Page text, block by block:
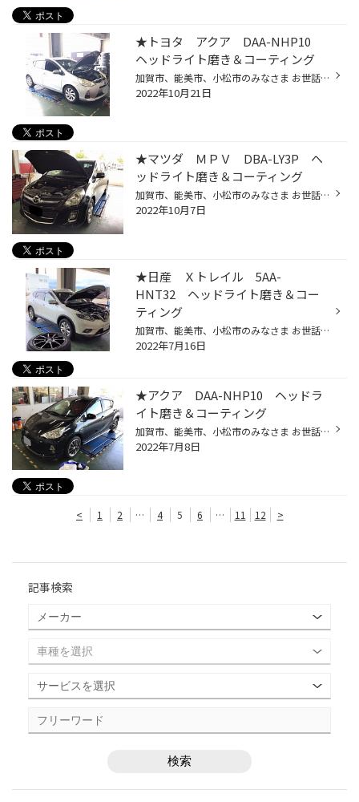
★トヨタ アクア DAA-NHP10
ヘッドライト磨き＆コーティング
加賀市、能美市、小松市のみなさま お世話になっております！ タイヤ館コマツです♪ 本日 ご紹介の作業は トヨタ アクア ヘッドライト磨き＆コーティング 以前にも 当店をご利用頂いてる お客さまより、ご相談頂けました。 先日コチラで タイヤを新しく購入交換してから 今度は ヘッドライトのくすみ...
2022年10月21日
★マツダ ＭＰＶ DBA-LY3P ヘ
ッドライト磨き＆コーティング
加賀市、能美市、小松市のみなさま お世話になっております！ タイヤ館コマツです♪ 本日 ご紹介の作業は マツダ ＭＰＶ ヘッドライト磨き＆コーティング 以前にも 当店をご利用頂いてる お客さまより、ご相談頂けました。 先日コチラで タイヤを新しく購入交換してから 今度は ヘッドライトのくす...
2022年10月7日
★日産 Ｘトレイル 5AA-
HNT32 ヘッドライト磨き＆コー
ティング
加賀市、能美市、小松市のみなさま お世話になっております！ タイヤ館コマツです♪ 本日 ご紹介の作業は 日産 Ｘトレイル ヘッドライト磨き＆コーティング いつも当店を ご利用頂いてるお客さま オイル交換で来店された際の 無料点検にて ヘッドライトのくすみについて ご報告させて頂きましたとこ...
2022年7月16日
★アクア DAA-NHP10 ヘッドラ
イト磨き＆コーティング
加賀市、能美市、小松市のみなさま お世話になっております！ タイヤ館コマツです♪ 本日 ご紹介の作業は トヨタ アクア ヘッドライト磨き＆コーティング いつも当店をご利用頂いてるお客さま オイル交換で来店された際の 無料点検にて ヘッドライトのくすみについて ご報告させて頂きましたところ ...
2022年7月8日
< 1 2 … 4 5 6 … 11 12 >
記事検索